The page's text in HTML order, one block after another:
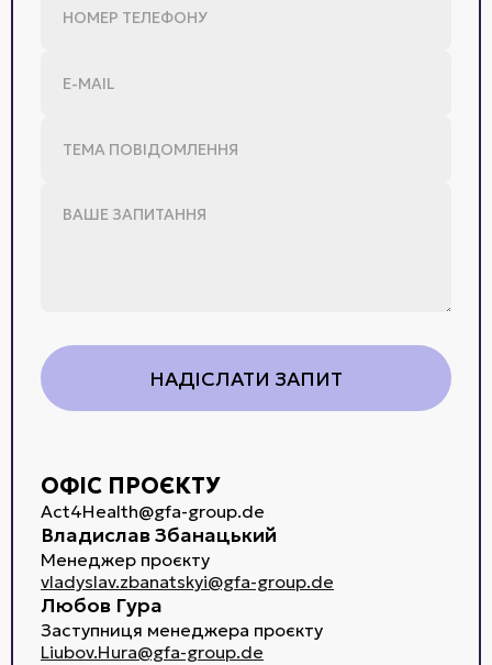
ОФІС ПРОЄКТУ
Act4Health@gfa-group.de
Владислав Збанацький
Менеджер проєкту
vladyslav.zbanatskyi@gfa-group.de
Любов Гура
Заступниця менеджера проєкту
Liubov.Hura@gfa-group.de